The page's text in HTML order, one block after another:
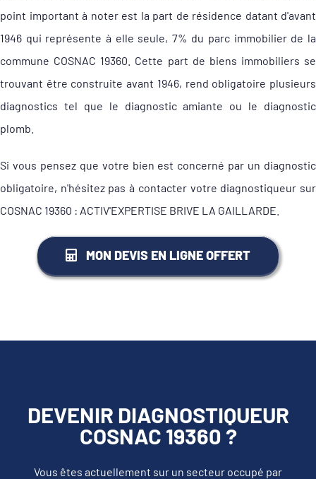
point important à noter est la part de résidence datant d'avant
1946 qui représente à elle seule, 7% du parc immobilier de la
commune COSNAC 19360. Cette part de biens immobiliers se
trouvant être construite avant 1946, rend obligatoire plusieurs
diagnostics tel que le diagnostic amiante ou le diagnostic
plomb.
Si vous pensez que votre bien est concerné par un diagnostic
obligatoire, n'hésitez pas à contacter votre diagnostiqueur sur
COSNAC 19360 : ACTIV'EXPERTISE BRIVE LA GAILLARDE.
MON DEVIS EN LIGNE OFFERT
DEVENIR DIAGNOSTIQUEUR
COSNAC 19360 ?
Vous êtes actuellement sur un secteur occupé par